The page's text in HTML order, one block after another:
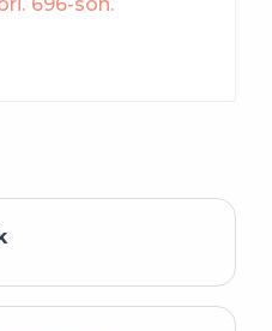
696-son.